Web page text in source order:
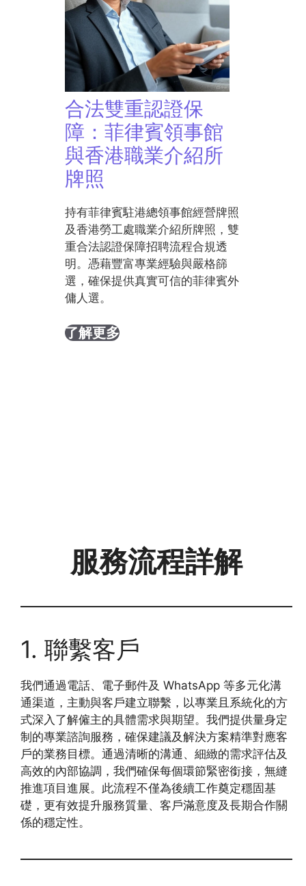
合法雙重認證保
障：菲律賓領事館
與香港職業介紹所
牌照
持有菲律賓駐港總領事館經營牌照
及香港勞工處職業介紹所牌照，雙
重合法認證保障招聘流程合規透
明。憑藉豐富專業經驗與嚴格篩
選，確保提供真實可信的菲律賓外
傭人選。​
了解更多
服務流程詳解
1. 聯繫客戶
我們通過電話、電子郵件及 WhatsApp 等多元化溝
通渠道，主動與客戶建立聯繫，以專業且系統化的方
式深入了解僱主的具體需求與期望。我們提供量身定
制的專業諮詢服務，確保建議及解決方案精準對應客
戶的業務目標。通過清晰的溝通、細緻的需求評估及
高效的內部協調，我們確保每個環節緊密銜接，無縫
推進項目進展。此流程不僅為後續工作奠定穩固基
礎，更有效提升服務質量、客戶滿意度及長期合作關
係的穩定性。